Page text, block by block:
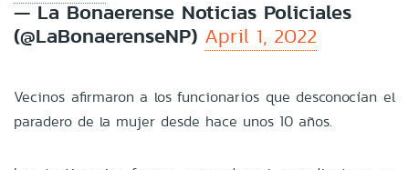
— La Bonaerense Noticias Policiales
(@LaBonaerenseNP) April 1, 2022
Vecinos afirmaron a los funcionarios que desconocían el
paradero de la mujer desde hace unos 10 años.